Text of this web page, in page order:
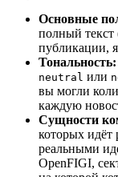
Основные
полный текст
публикации,
Тональность:
neutral или
вы могли
каждую
Сущности
которых идёт
реальными
OpenFIGI,